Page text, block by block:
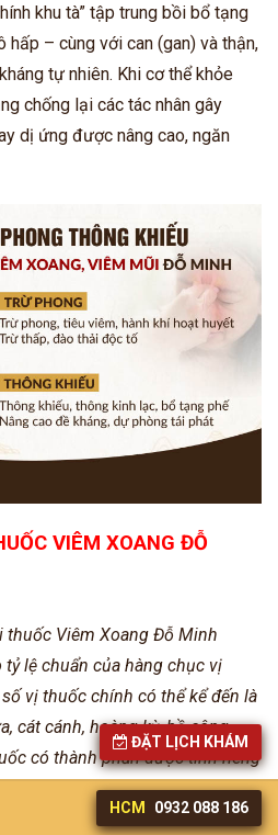
khu tà” tập trung bồi bổ tạng
hấp – cùng với can (gan) và thận,
tự nhiên. Khi cơ thể khỏe
chống lại các tác nhân gây
dị ứng được nâng cao, ngăn
VIÊM XOANG ĐỖ
thuốc Viêm Xoang Đỗ Minh
lệ chuẩn của hàng chục vị
vị thuốc chính có thể kể đến là
cát cánh, hoàng kỳ, bồ công
có thành phần dược tính riêng
sẽ tạo thành một thể
để mang đến kết quả đẩy lùi
HCM 0932 088 186
ĐẶT LỊCH KHÁM